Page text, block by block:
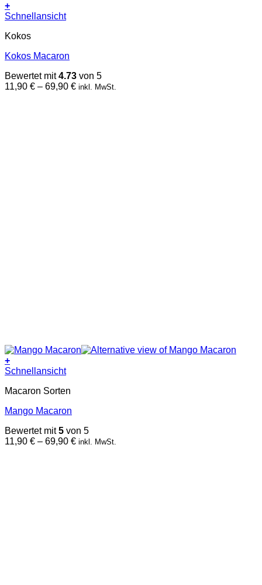
+
Dieses
weist
Varianten
Die
Optionen
Schnellansicht
Kokos
Kokos Macaron
Bewertet mit4.73 von 5
11,90 € – 69,90 €Preisspanne:
inkl. MwSt.
+
Dieses
weist
Varianten
Die
Optionen
Schnellansicht
Macaron Sorten
Mango Macaron
Bewertet mit5 von 5
11,90 € – 69,90 €Preisspanne:
inkl. MwSt.